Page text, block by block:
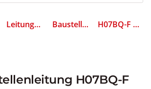
Leitungen flexibel Baustellenleitung H07BQ-F 5G 2,5 OR
H07BQ-F